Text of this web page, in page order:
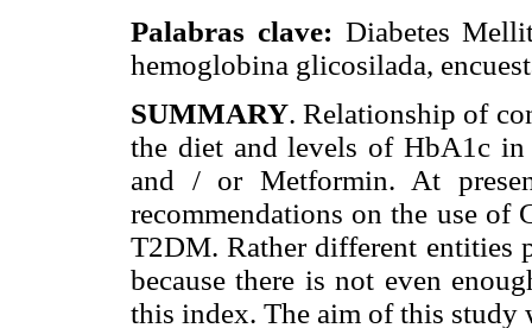
Palabras clave: Diabetes
hemoglobina glicosilada,
SUMMARY. Relationship of
the diet and levels of HbA1c
and / or Metformin. At
recommendations on the use of
T2DM. Rather different entities
because there is not even
this index. The aim of this study